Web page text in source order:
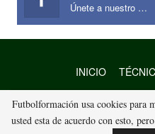
Únete a nuestro Facebook
INICIO
© 2021 - Fútbol Formación.
Diseño del sitio:
Futbolformación usa cookies para
usted esta de acuerdo con esto,